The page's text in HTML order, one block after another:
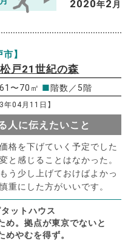
2020年2 月
】
戸21世紀の森
〜70㎡ ■階数／5階
年04月11日】
人に伝えたいこと
格を下げていく予定でした
と感じることはなかった。
う少し上げておけばよかっ
重にした方がいいです。
ットハウス
め。拠点が東京でないと
めやむを得ず。